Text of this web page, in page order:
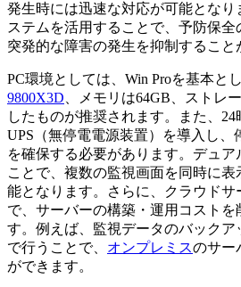
発生時には迅速な対応が可能とな
ステムを活用することで、予防保全
突発的な障害の発生を抑制すること
PC環境としては、Win Proを基本と
9800X3D 、メモリは64GB、ストレ
したものが推奨されます。また、24
UPS（無停電電源装置）を導入し、
を確保する必要があります。デュ
ことで、複数の監視画面を同時に
能となります。さらに、クラウドサ
で、サーバーの構築・運用コストを
す。例えば、監視データのバックア
で行うことで、 オンプレミスのサー
ができます。